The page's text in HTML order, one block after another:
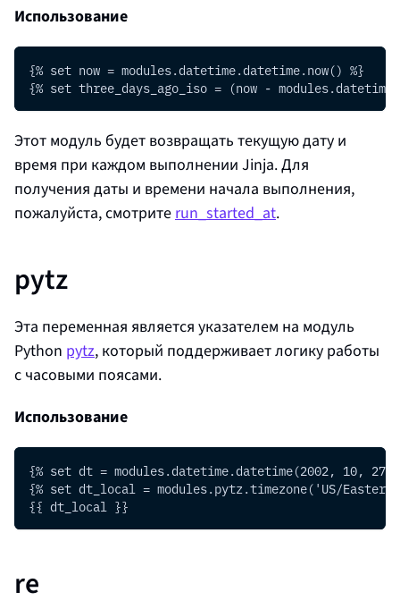
Использование
{% set now = modules.datetime.datetime.now() %}
{% set three_days_ago_iso = (now -
Этот модуль будет возвращать текущую дату и
время при каждом выполнении Jinja. Для
получения даты и времени начала выполнения,
пожалуйста, смотрите run_started_at.
pytz
Эта переменная является указателем на модуль
Python pytz, который поддерживает логику работы
с часовыми поясами.
Использование
{% set dt = modules.datetime.datetime(2002, 10,
{% set dt_local = modules.pytz.timezone('US/
{{ dt_local }}
re